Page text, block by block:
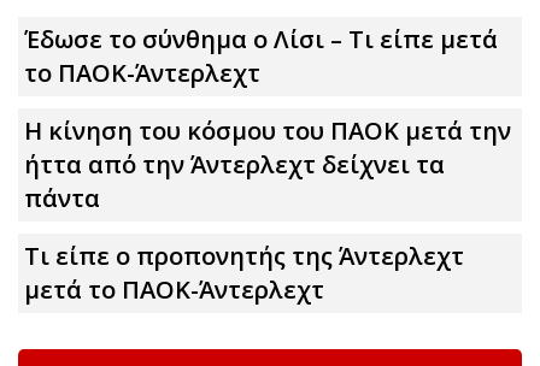
Έδωσε το σύνθημα ο Λίσι – Τι είπε μετά
το ΠΑΟΚ-Άντερλεχτ
Η κίνηση του κόσμου του ΠΑΟΚ μετά την
ήττα από την Άντερλεχτ δείχνει τα
πάντα
Τι είπε ο προπονητής της Άντερλεχτ
μετά το ΠΑΟΚ-Άντερλεχτ